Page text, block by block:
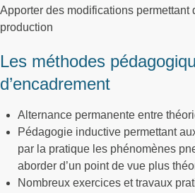
Apporter des modifications permettant
production
Les méthodes
d’encadrement
Alternance permanente entre
Pédagogie inductive permettant
par la pratique les phénomènes
aborder d’un point de vue plus
Nombreux exercices et travaux